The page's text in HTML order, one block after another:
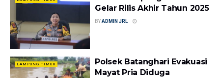
Gelar Rilis Akhir Tahun 2025
BYADMIN JRL
LAMPUNG TIMUR
Polsek Batanghari Evakuasi
Mayat Pria Diduga